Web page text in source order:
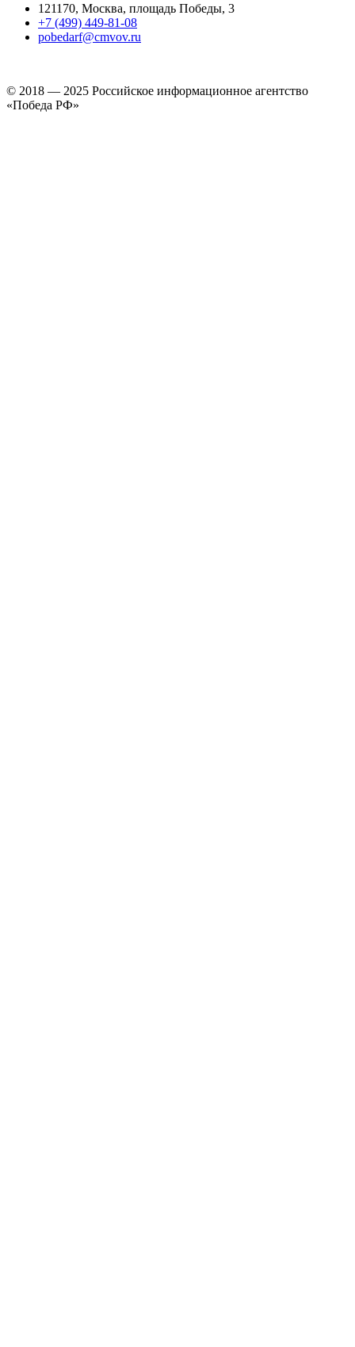
121170, Москва, площадь Победы, 3
+7 (499) 449-81-08
pobedarf@cmvov.ru
© 2018 — 2025 Российское информационное агентство
«Победа РФ»